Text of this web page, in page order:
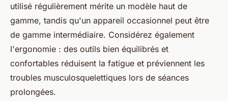
utilisé régulièrement mérite un modèle haut de
gamme, tandis qu'un appareil occasionnel peut être
de gamme intermédiaire. Considérez également
l'ergonomie : des outils bien équilibrés et
confortables réduisent la fatigue et préviennent les
troubles musculosquelettiques lors de séances
prolongées.